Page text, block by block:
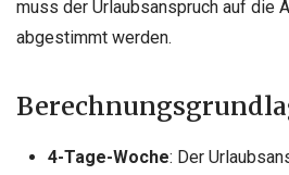
muss der Urlaubsanspruch auf die
abgestimmt werden.
4-Tage-Woche: Der